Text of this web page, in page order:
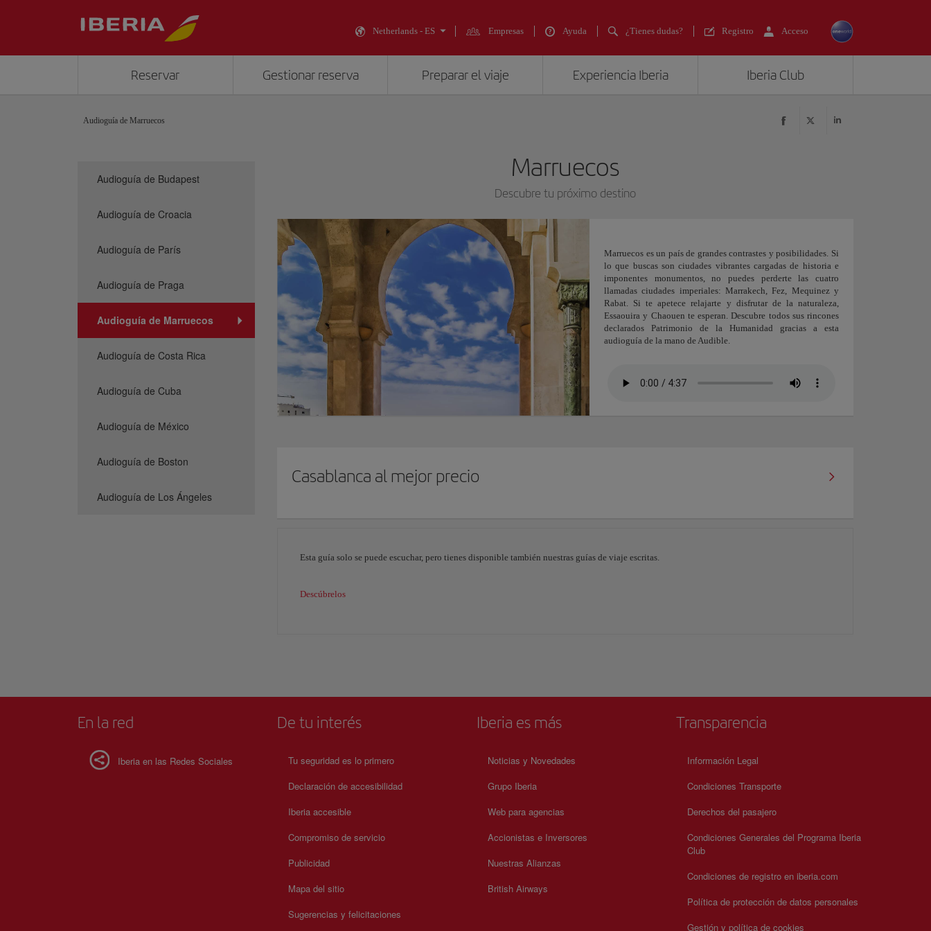
Netherlands - ES Empresas Ayuda ¿Tienes dudas? Registro Acceso
Reservar Gestionar reserva Preparar el viaje Experiencia Iberia Iberia Club
Audioguía de Marruecos
Marruecos
Descubre tu próximo destino
Marruecos es un país de grandes contrastes y posibilidades. Si
lo que buscas son ciudades vibrantes cargadas de historia e
imponentes monumentos, no puedes perderte las cuatro
llamadas ciudades imperiales: Marrakech, Fez, Mequinez y
Rabat. Si te apetece relajarte y disfrutar de la naturaleza,
Essaouira y Chaouen te esperan. Descubre todos sus rincones
declarados Patrimonio de la Humanidad gracias a esta
audioguía de la mano de Audible.
Casablanca al mejor precio
Esta guía solo se puede escuchar, pero tienes disponible también nuestras guías de viaje escritas.
Descúbrelos
Audioguía de Budapest
Audioguía de Croacia
Audioguía de París
Audioguía de Praga
Audioguía de Marruecos
Audioguía de Costa Rica
Audioguía de Cuba
Audioguía de México
Audioguía de Boston
Audioguía de Los Ángeles
En la red
Iberia en las Redes Sociales
De tu interés
Tu seguridad es lo primero
Declaración de accesibilidad
Iberia accesible
Compromiso de servicio
Publicidad
Mapa del sitio
Sugerencias y felicitaciones
Iberia es más
Noticias y Novedades
Grupo Iberia
Web para agencias
Accionistas e Inversores
Nuestras Alianzas
British Airways
Transparencia
Información Legal
Condiciones Transporte
Derechos del pasajero
Condiciones Generales del Programa Iberia
Club
Condiciones de registro en iberia.com
Política de protección de datos personales
Gestión y política de cookies